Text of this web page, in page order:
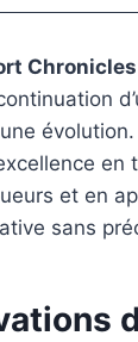
Chronicles
en
et en
sans